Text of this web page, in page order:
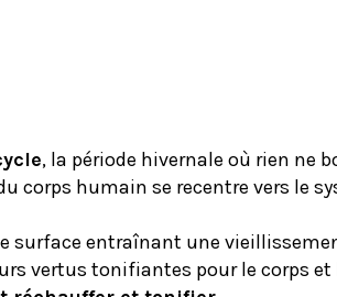
, la période hivernale où rien ne
corps humain se recentre vers le
surface entraînant une
vertus tonifiantes pour le corps